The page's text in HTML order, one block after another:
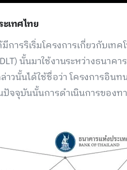
เทศไทย
ารริเริ่มโครงการเกี่ยวกับเทค
นั้นมาใช้งานระหว่างธนา
าวนั้นได้ใช้ชื่อว่า โครงการอิน
จจุบันนั้นการดำเนินการของท